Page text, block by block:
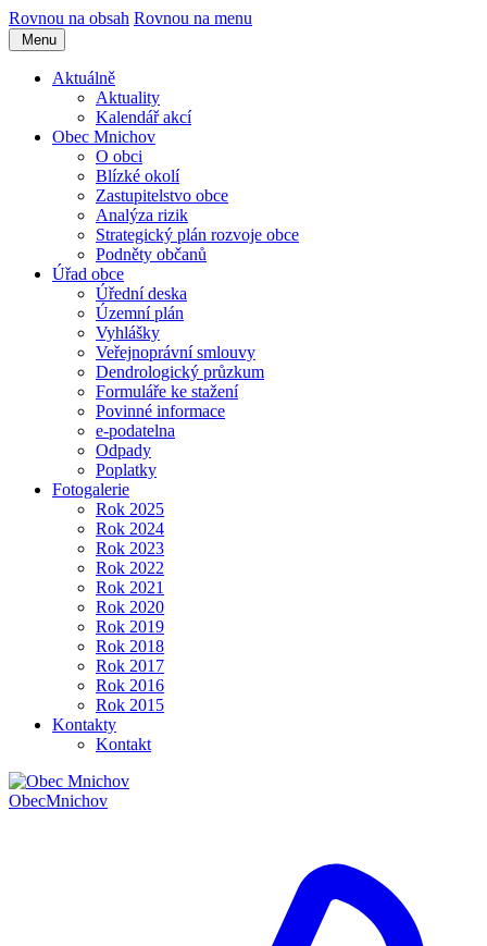
Rovnou na obsah Rovnou na menu
Menu
Aktuálně
Aktuality
Kalendář akcí
Obec Mnichov
O obci
Blízké okolí
Zastupitelstvo obce
Analýza rizik
Strategický plán rozvoje obce
Podněty občanů
Úřad obce
Úřední deska
Územní plán
Vyhlášky
Veřejnoprávní smlouvy
Dendrologický průzkum
Formuláře ke stažení
Povinné informace
e-podatelna
Odpady
Poplatky
Fotogalerie
Rok 2025
Rok 2024
Rok 2023
Rok 2022
Rok 2021
Rok 2020
Rok 2019
Rok 2018
Rok 2017
Rok 2016
Rok 2015
Kontakty
Kontakt
ObecMnichov